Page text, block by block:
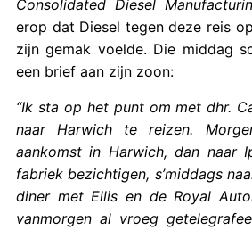
Consolidated Diesel
erop dat Diesel tegen deze reis
zijn gemak voelde. Die middag
een brief aan zijn zoon:
“Ik sta op het punt om met dhr.
naar Harwich te reizen.
aankomst in Harwich, dan naar
fabriek bezichtigen, s’middags
diner met Ellis en de Royal
vanmorgen al vroeg